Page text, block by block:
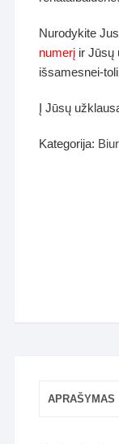
Nurodykite
numerį ir Jūsų
išsamesnei-
Į Jūsų
Kategorija:
APRAŠYMAS